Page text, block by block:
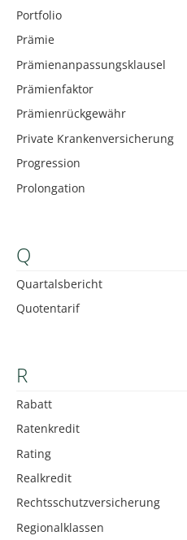
Portfolio
Prämie
Prämienanpassungsklausel
Prämienfaktor
Prämienrückgewähr
Private Krankenversicherung
Progression
Prolongation
Q
Quartalsbericht
Quotentarif
R
Rabatt
Ratenkredit
Rating
Realkredit
Rechtsschutzversicherung
Regionalklassen